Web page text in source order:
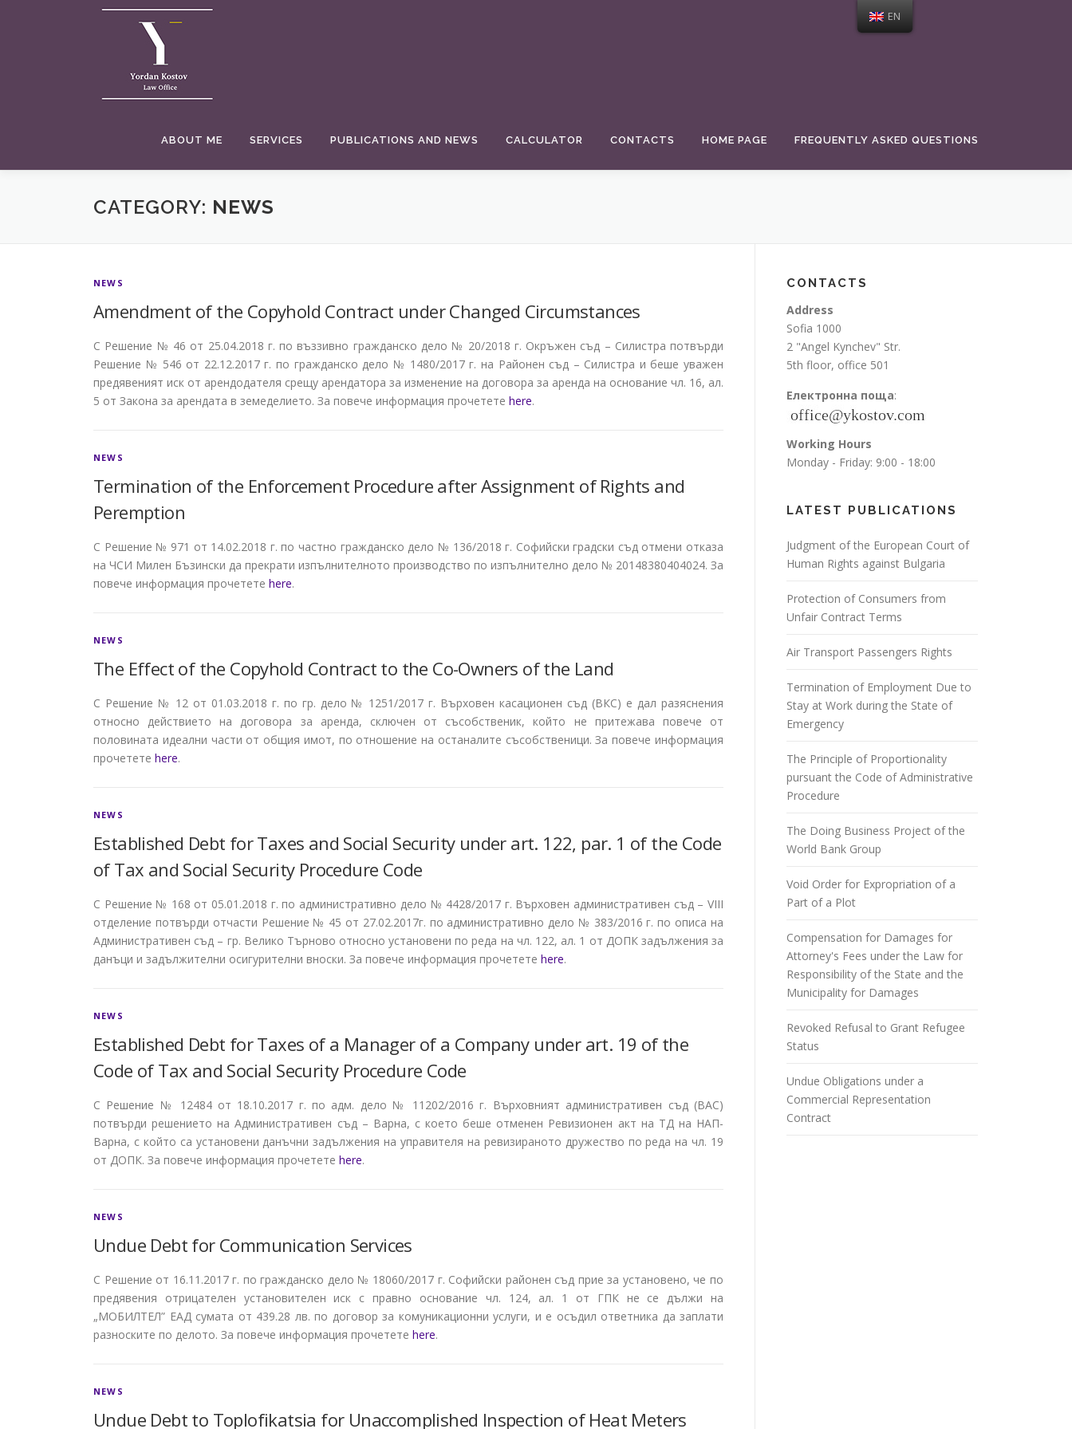
ABOUT ME SERVICES PUBLICATIONS AND NEWS CALCULATOR CONTACTS HOME PAGE FREQUENTLY ASKED QUESTIONS
CATEGORY: NEWS
NEWS
Amendment of the Copyhold Contract under Changed Circumstances
С Решение № 46 от 25.04.2018 г. по въззивно гражданско дело № 20/2018 г. Окръжен съд – Силистра потвърди
Решение № 546 от 22.12.2017 г. по гражданско дело № 1480/2017 г. на Районен съд – Силистра и беше уважен
предявеният иск от арендодателя срещу арендатора за изменение на договора за аренда на основание чл. 16, ал.
5 от Закона за арендата в земеделието. За повече информация прочетете here.
NEWS
Termination of the Enforcement Procedure after Assignment of Rights and
Peremption
С Решение № 971 от 14.02.2018 г. по частно гражданско дело № 136/2018 г. Софийски градски съд отмени отказа
на ЧСИ Милен Бъзински да прекрати изпълнителното производство по изпълнително дело № 20148380404024. За
повече информация прочетете here.
NEWS
The Effect of the Copyhold Contract to the Co-Owners of the Land
С Решение № 12 от 01.03.2018 г. по гр. дело № 1251/2017 г. Върховен касационен съд (ВКС) е дал разяснения
относно действието на договора за аренда, сключен от съсобственик, който не притежава повече от
половината идеални части от общия имот, по отношение на останалите съсобственици. За повече информация
прочетете here.
NEWS
Established Debt for Taxes and Social Security under art. 122, par. 1 of the Code
of Tax and Social Security Procedure Code
С Решение № 168 от 05.01.2018 г. по административно дело № 4428/2017 г. Върховен административен съд – VIII
отделение потвърди отчасти Решение № 45 от 27.02.2017г. по административно дело № 383/2016 г. по описа на
Административен съд – гр. Велико Търново относно установени по реда на чл. 122, ал. 1 от ДОПК задължения за
данъци и задължителни осигурителни вноски. За повече информация прочетете here.
NEWS
Established Debt for Taxes of a Manager of a Company under art. 19 of the
Code of Tax and Social Security Procedure Code
С Решение № 12484 от 18.10.2017 г. по адм. дело № 11202/2016 г. Върховният административен съд (ВАС)
потвърди решението на Административен съд – Варна, с което беше отменен Ревизионен акт на ТД на НАП-
Варна, с който са установени данъчни задължения на управителя на ревизираното дружество по реда на чл. 19
от ДОПК. За повече информация прочетете here.
NEWS
Undue Debt for Communication Services
С Решение от 16.11.2017 г. по гражданско дело № 18060/2017 г. Софийски районен съд прие за установено, че по
предявения отрицателен установителен иск с правно основание чл. 124, ал. 1 от ГПК не се дължи на
„МОБИЛТЕЛ” ЕАД сумата от 439.28 лв. по договор за комуникационни услуги, и е осъдил ответника да заплати
разноските по делото. За повече информация прочетете here.
NEWS
Undue Debt to Toplofikatsia for Unaccomplished Inspection of Heat Meters
CONTACTS
Address
Sofia 1000
2 "Angel Kynchev" Str.
5th floor, office 501
Електронна поща:
Working Hours
Monday - Friday: 9:00 - 18:00
LATEST PUBLICATIONS
Judgment of the European Court of
Human Rights against Bulgaria
Protection of Consumers from
Unfair Contract Terms
Air Transport Passengers Rights
Termination of Employment Due to
Stay at Work during the State of
Emergency
The Principle of Proportionality
pursuant the Code of Administrative
Procedure
The Doing Business Project of the
World Bank Group
Void Order for Expropriation of a
Part of a Plot
Compensation for Damages for
Attorney's Fees under the Law for
Responsibility of the State and the
Municipality for Damages
Revoked Refusal to Grant Refugee
Status
Undue Obligations under a
Commercial Representation
Contract
EN